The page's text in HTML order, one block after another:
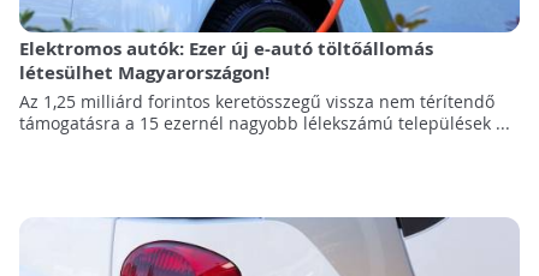
Elektromos autók: Ezer új e-autó töltőállomás
létesülhet Magyarországon!
Az 1,25 milliárd forintos keretösszegű vissza nem térítendő
támogatásra a 15 ezernél nagyobb lélekszámú települések ...